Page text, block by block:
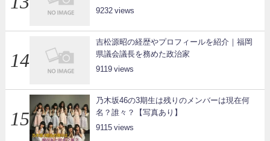
9232
吉松源昭の経歴やプロフィールを紹介｜福岡
県議会議長を務めた政治家
9119
乃木坂46の3期生は残りのメンバーは現在何
名？誰々？【写真あり】
9115